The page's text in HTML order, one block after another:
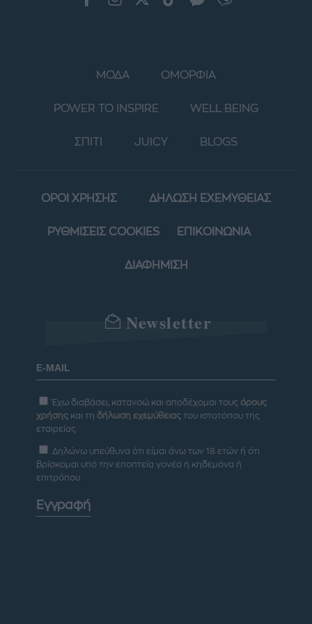
ΜΟΔΑ ΟΜΟΡΦΙΑ
POWER TO INSPIRE WELL BEING
ΣΠΙΤΙ JUICY BLOGS
ΟΡΟΙ ΧΡΗΣΗΣ ΔΗΛΩΣΗ ΕΧΕΜΥΘΕΙΑΣ
ΡΥΘΜΙΣΕΙΣ COOKIES ΕΠΙΚΟΙΝΩΝΙΑ
ΔΙΑΦΗΜΙΣΗ
Newsletter
Έχω διαβάσει, κατανοώ και αποδέχομαι τους όρους
χρήσης και τη δήλωση εχεμύθειας του ιστοτόπου της
εταιρείας
Δηλώνω υπεύθυνα ότι είμαι άνω των 18 ετών ή ότι
βρίσκομαι υπό την εποπτεία γονέα ή κηδεμόνα ή
επιτρόπου
Εγγραφή